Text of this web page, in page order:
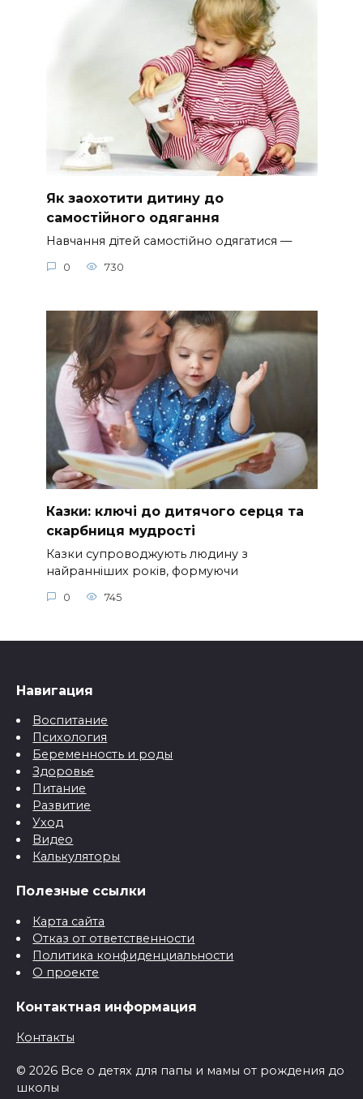
Як заохотити дитину до
самостійного одягання
Навчання дітей самостійно одягатися —
0 730
Казки: ключі до дитячого серця та
скарбниця мудрості
Казки супроводжують людину з
найранніших років, формуючи
0 745
Навигация
Воспитание
Психология
Беременность и роды
Здоровье
Питание
Развитие
Уход
Видео
Калькуляторы
Полезные ссылки
Карта сайта
Отказ от ответственности
Политика конфиденциальности
О проекте
Контактная информация
Контакты
© 2026 Все о детях для папы и мамы от рождения до
школы